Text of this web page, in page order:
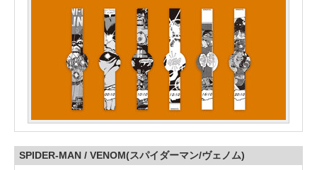
SPIDER-MAN / VENOM(スパイダーマン/ヴェノム)